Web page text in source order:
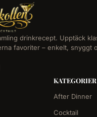
drinkrecept. Upptäck
favoriter – enkelt, snyggt
KATEGORIER
After Dinner
Cocktail